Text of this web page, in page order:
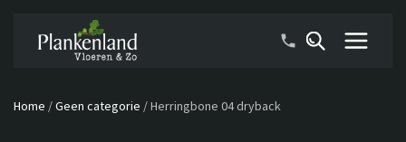
Home /Geen categorie /Herringbone 04 dryback